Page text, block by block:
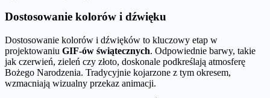
Dostosowanie kolorów i dźwięku
Dostosowanie kolorów i dźwięków to kluczowy etap w
projektowaniu GIF-ów świątecznych. Odpowiednie barwy, takie
jak czerwień, zieleń czy złoto, doskonale podkreślają atmosferę
Bożego Narodzenia. Tradycyjnie kojarzone z tym okresem,
wzmacniają wizualny przekaz animacji.